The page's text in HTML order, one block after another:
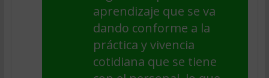
aprendizaje que se va
dando conforme a la
práctica y vivencia
cotidiana que se tiene